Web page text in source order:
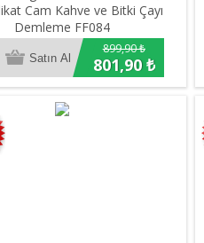
Cam Kahve ve Bitki Çayı
Demleme FF084
899,90 ₺
801,90 ₺